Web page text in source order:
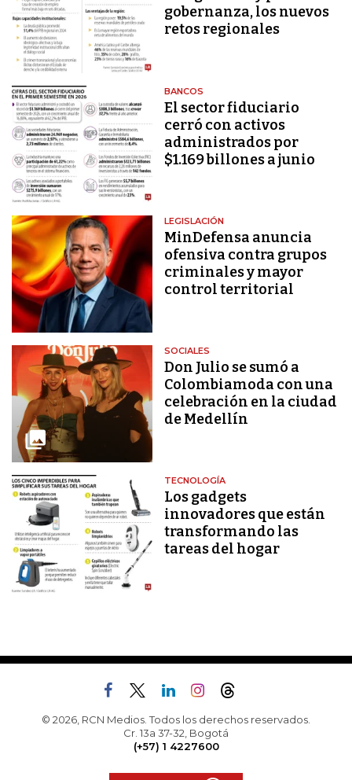
gobernanza, los nuevos
retos regionales
BANCOS
El sector fiduciario
cerró con activos
administrados por
$1.169 billones a junio
LEGISLACIÓN
MinDefensa anuncia
ofensiva contra grupos
criminales y mayor
control territorial
SOCIALES
Don Julio se sumó a
Colombiamoda con una
celebración en la ciudad
de Medellín
TECNOLOGÍA
Los gadgets
innovadores que están
transformando las
tareas del hogar
© 2026, RCN Medios. Todos los derechos reservados.
Cr. 13a 37-32, Bogotá
(+57) 1 4227600